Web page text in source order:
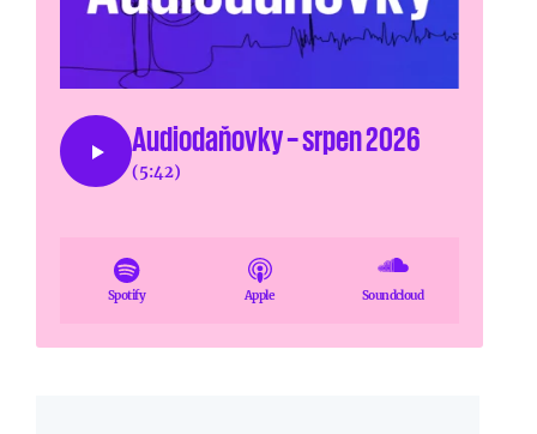
Audiodaňovky – srpen 2026
(5:42)
Spotify Apple Soundcloud